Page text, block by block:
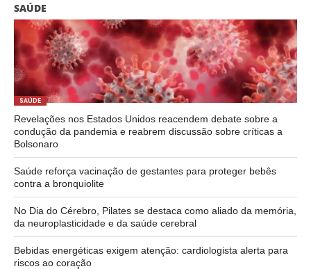
SAÚDE
SAÚDE
Revelações nos Estados Unidos reacendem debate sobre a
condução da pandemia e reabrem discussão sobre críticas a
Bolsonaro
Saúde reforça vacinação de gestantes para proteger bebês
contra a bronquiolite
No Dia do Cérebro, Pilates se destaca como aliado da memória,
da neuroplasticidade e da saúde cerebral
Bebidas energéticas exigem atenção: cardiologista alerta para
riscos ao coração